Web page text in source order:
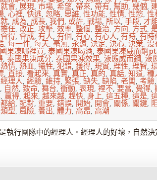
就會,展現,市場,希望, 帶來,帶有, 幫助,幾個,
,心裡,快逃, 忽略, 思維, 性功能,性情,性慾,性
,成為,成長,我們, 或許,戰場,所以,手段,才
擔任,改正,攻擊,效率,整個,整治,方向, 方式,
會得, 會成, 有人, 有個, 有心, 有心人,有時,有時
,每一件,每天, 毫無,永遠,決定,決心,決策,沒
果凍哪裡買,泰國果凍喝酒, 泰國果凍威而鋼
,泰國果凍成分,泰國果凍效果,液態威而鋼,液
熱情, 熱血,犧牲,犯錯,獲得,現實,理性,理智,
,直接,看起來, 真實,真正,真的,真話, 知道,種
經理人, 經驗,維持,緊張, 缺失, 缺陷,老闆,考驗,
, 自然, 致命,舞台,衝動,表現,裡不,要當,覺得,
, 贏得, 起來, 越來越,趕快, 身上, 這五種,這是,
都給,配對, 重要, 錯誤, 開始,開會,關係, 關鍵,
類型, 風險, 養出, 體力, 高昂, 高潮
執行團隊中的經理人。經理人的好壞，自然